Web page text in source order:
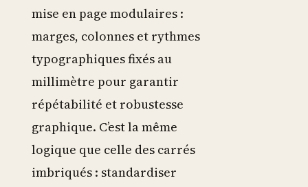
mise en page modulaires :
marges, colonnes et rythmes
typographiques fixés au
millimètre pour garantir
répétabilité et robustesse
graphique. C’est la même
logique que celle des carrés
imbriqués : standardiser